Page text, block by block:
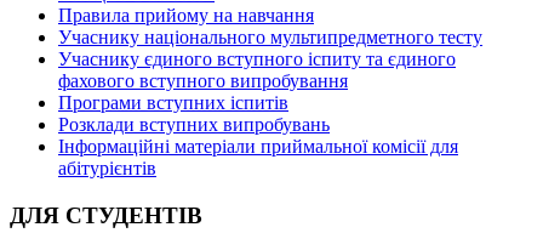
Правила прийому на навчання
Учаснику національного мультипредметного тесту
Учаснику єдиного вступного іспиту та єдиного
фахового вступного випробування
Програми вступних іспитів
Розклади вступних випробувань
Інформаційні матеріали приймальної комісії для
абітурієнтів
ДЛЯ СТУДЕНТІВ